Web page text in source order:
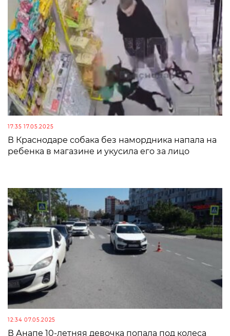
17:35 17.05.2025
В Краснодаре собака без намордника напала на
ребенка в магазине и укусила его за лицо
12:34 07.05.2025
В Анапе 10-летняя девочка попала под колеса